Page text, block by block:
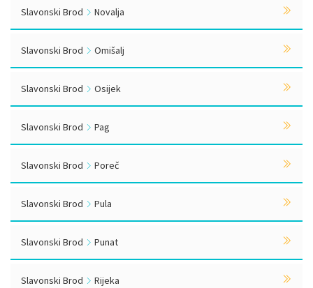
Slavonski Brod Novalja
Slavonski Brod Omišalj
Slavonski Brod Osijek
Slavonski Brod Pag
Slavonski Brod Poreč
Slavonski Brod Pula
Slavonski Brod Punat
Slavonski Brod Rijeka